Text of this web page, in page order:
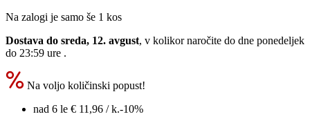
Na zalogi je samo še 1 kos
Dostava do sreda, 12. avgust, v kolikor naročite do dne ponedeljek
do 23:59 ure .
Na voljo količinski popust!
nad 6 le € 11,96 / k.-10%